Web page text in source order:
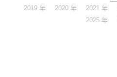
2019 年
2020 年 2021 年
2025 年